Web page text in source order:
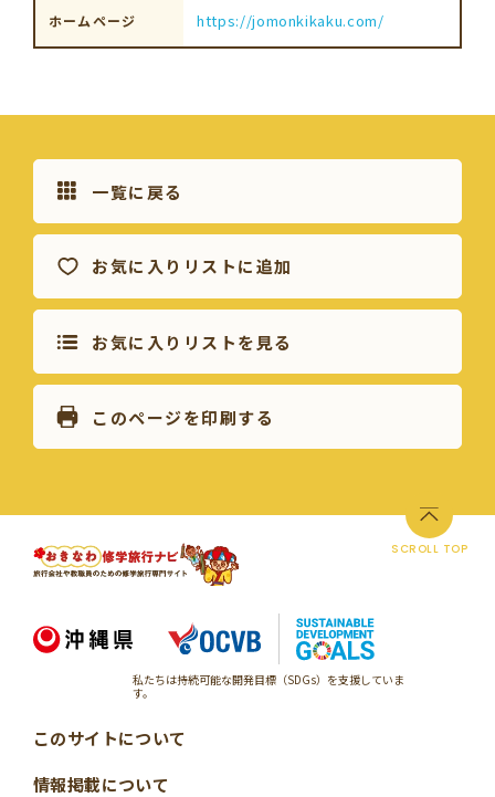
ホームページ https://jomonkikaku.com/
一覧に戻る
お気に入りリストに追加
お気に入りリストを見る
このページを印刷する
SCROLL TOP
私たちは持続可能な開発目標（SDGs）を支援していま
す。
このサイトについて
情報掲載について